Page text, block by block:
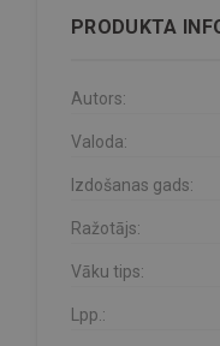
PRODUKTA
Autors:
Valoda:
Izdošanas gads:
Ražotājs:
Vāku tips:
Lpp.: